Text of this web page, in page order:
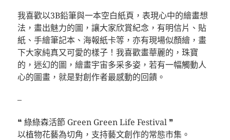
我喜歡以3B鉛筆與一本空白紙頁，表現心中的繪畫想
法，畫出魅力的圖，讓大家欣賞紀念，有明信片、貼
紙、手繪筆記本、海報紙卡等，亦有現場似顏繪，畫
下大家純真又可愛的樣子！我喜歡畫華麗的，珠寶
的，迷幻的圖，繪畫宇宙多采多姿，若有一幅觸動人
心的圖畫，就是對創作者最感動的回饋。
–
❝ 綠綠森活節 Green Green Life Festival ❞
以植物花藝為切角，支持藝文創作的常態市集。